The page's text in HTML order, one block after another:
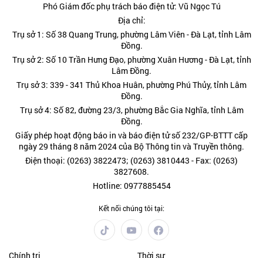
Phó Giám đốc phụ trách báo điện tử: Vũ Ngọc Tú
Địa chỉ:
Trụ sở 1: Số 38 Quang Trung, phường Lâm Viên - Đà Lạt, tỉnh Lâm
Đồng.
Trụ sở 2: Số 10 Trần Hưng Đạo, phường Xuân Hương - Đà Lạt, tỉnh
Lâm Đồng.
Trụ sở 3: 339 - 341 Thủ Khoa Huân, phường Phú Thủy, tỉnh Lâm
Đồng.
Trụ sở 4: Số 82, đường 23/3, phường Bắc Gia Nghĩa, tỉnh Lâm
Đồng.
Giấy phép hoạt động báo in và báo điện tử số 232/GP-BTTT cấp
ngày 29 tháng 8 năm 2024 của Bộ Thông tin và Truyền thông.
Điện thoại: (0263) 3822473; (0263) 3810443 - Fax: (0263)
3827608.
Hotline: 0977885454
Kết nối chúng tôi tại:
Chính trị Thời sự